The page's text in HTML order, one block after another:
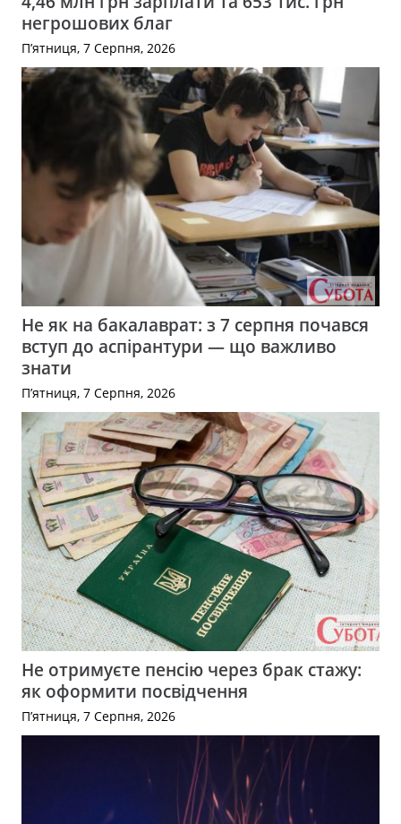
негрошових благ
П’ятниця, 7 Серпня, 2026
Не як на бакалаврат: з 7 серпня почався
вступ до аспірантури — що важливо
знати
П’ятниця, 7 Серпня, 2026
Не отримуєте пенсію через брак стажу:
як оформити посвідчення
П’ятниця, 7 Серпня, 2026